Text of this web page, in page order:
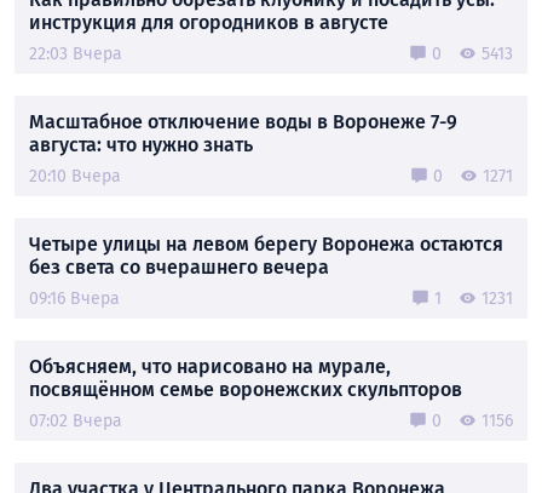
инструкция для огородников в августе
22:03 Вчера 0 5413
Масштабное отключение воды в Воронеже 7-9
августа: что нужно знать
20:10 Вчера 0 1271
Четыре улицы на левом берегу Воронежа остаются
без света со вчерашнего вечера
09:16 Вчера 1 1231
Объясняем, что нарисовано на мурале,
посвящённом семье воронежских скульпторов
07:02 Вчера 0 1156